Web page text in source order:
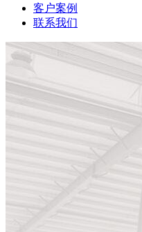
客户案例
联系我们